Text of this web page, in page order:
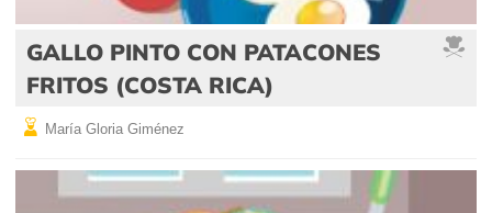
GALLO PINTO CON PATACONES
FRITOS (COSTA RICA)
María Gloria Giménez